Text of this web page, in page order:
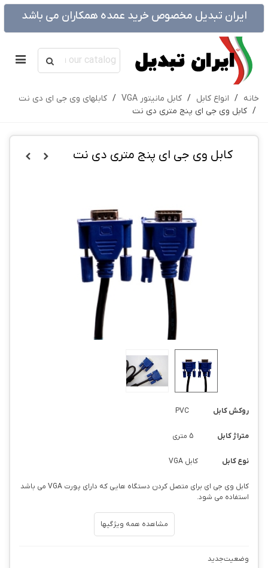
ایران تبدیل مخصوص خرید عمده همکاران می باشد
خانه / انواع کابل / کابل مانیتور VGA / کابلهای وی جی ای دی نت
/ کابل وی جی ای پنج متری دی نت
کابل وی جی ای پنج متری دی نت
روکش کابل PVC
متراژ کابل 5 متری
نوع کابل کابل VGA
کابل وی جی ای برای متصل کردن دستگاه هایی که دارای پورت VGA می باشد
استفاده می شود.
مشاهده همه ویژگیها
وضعیتجدید